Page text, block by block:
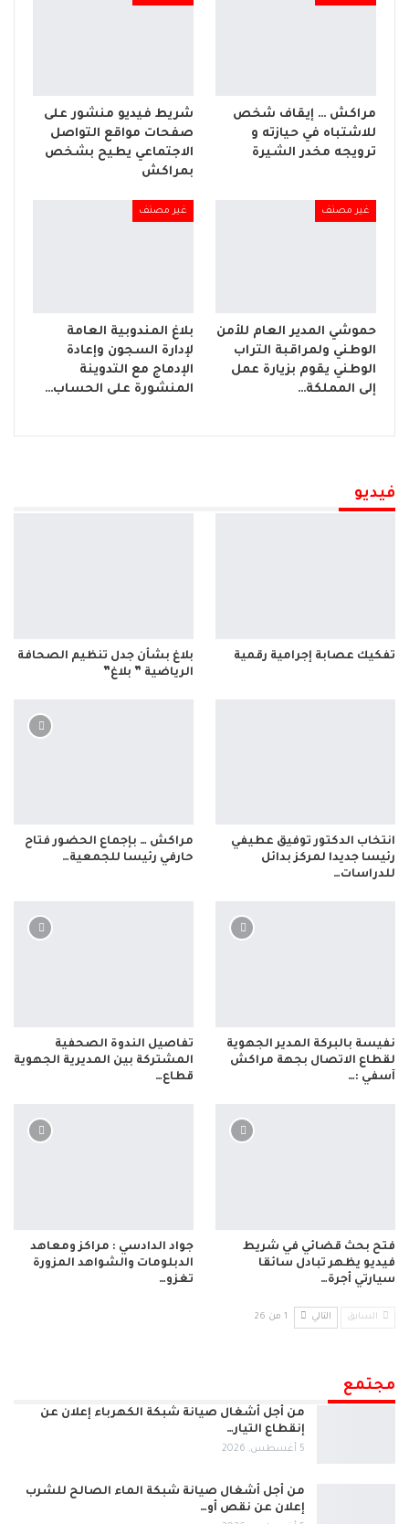
مراكش … إيقاف شخص
للاشتباه في حيازته و
ترويجه مخدر الشيرة
شريط فيديو منشور على
صفحات مواقع التواصل
الاجتماعي يطيح بشخص
بمراكش
غير مصنف
حموشي المدير العام للأمن
الوطني ولمراقبة التراب
الوطني يقوم بزيارة عمل
إلى المملكة…
غير مصنف
بلاغ المندوبية العامة
لإدارة السجون وإعادة
الإدماج مع التدوينة
المنشورة على الحساب…
فيديو
تفكيك عصابة إجرامية رقمية
بلاغ بشأن جدل تنظيم الصحافة
الرياضية ” بلاغ”
انتخاب الدكتور توفيق عطيفي
رئيسا جديدا لمركز بدائل
للدراسات…
مراكش … بإجماع الحضور فتاح
حارفي رئيسا للجمعية…
نفيسة بالبركة المدير الجهوية
لقطاع الاتصال بجهة مراكش
آسفي :…
تفاصيل الندوة الصحفية
المشتركة بين المديرية الجهوية
قطاع…
فتح بحث قضائي في شريط
فيديو يظهر تبادل سائقا
سيارتي أجرة…
جواد الدادسي : مراكز ومعاهد
الدبلومات والشواهد المزورة
تغزو…
السابق التالي 1 من 26
مجتمع
من أجل أشغال صيانة شبكة الكهرباء إعلان عن
إنقطاع التيار…
5 أغسطس, 2026
من أجل أشغال صيانة شبكة الماء الصالح للشرب
إعلان عن نقص أو…